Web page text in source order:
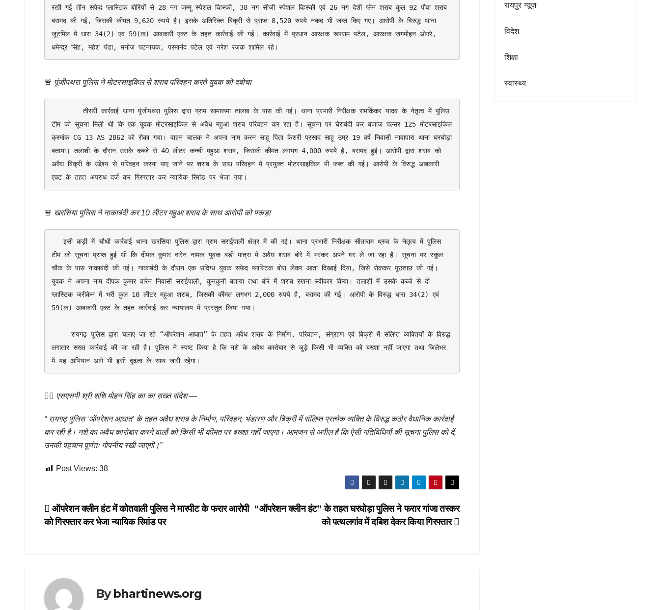
रखी गई तीन सफेद प्लास्टिक बोरियों से 28 नग जम्मू स्पेशल व्हिस्की, 38 नग सीजी स्पेशल व्हिस्की एवं 26 नग देशी प्लेन शराब कुल 92 पौवा शराब
बरामद की गई, जिसकी कीमत 9,620 रुपये है। इसके अतिरिक्त बिक्री से प्राप्त 8,520 रुपये नकद भी जब्त किए गए। आरोपी के विरुद्ध थाना
जूटमिल में धारा 34(2) एवं 59(क) आबकारी एक्ट के तहत कार्रवाई की गई। कार्रवाई में प्रधान आरक्षक रूपराम पटेल, आरक्षक जगमोहन ओगरे,
धमेन्द्र सिंह, महेश पंडा, मनोज पटनायक, परमानंद पटेल एवं नरेश रजक शामिल रहे।
🚨 पूंजीपथरा पुलिस ने मोटरसाइकिल से शराब परिवहन करते युवक को दबोचा
टीम को सूचना मिली थी कि एक युवक मोटरसाइकिल से अवैध महुआ शराब परिवहन कर रहा है। सूचना पर घेराबंदी कर बजाज पल्सर 125 मोटरसाइकिल
क्रमांक CG 13 AS 2862 को रोका गया। वाहन चालक ने अपना नाम करन साहू पिता केशरी प्रसाद साहू उम्र 19 वर्ष निवासी नावापारा थाना घरघोड़ा
बताया। तलाशी के दौरान उसके कब्जे से 40 लीटर कच्ची महुआ शराब, जिसकी कीमत लगभग 4,000 रुपये है, बरामद हुई। आरोपी द्वारा शराब को
अवैध बिक्री के उद्देश्य से परिवहन करना पाए जाने पर शराब के साथ परिवहन में प्रयुक्त मोटरसाइकिल भी जब्त की गई। आरोपी के विरुद्ध आबकारी
एक्ट के तहत अपराध दर्ज कर गिरफ्तार कर न्यायिक रिमांड पर भेजा गया।
🚨 खरसिया पुलिस ने नाकाबंदी कर 10 लीटर महुआ शराब के साथ आरोपी को पकड़ा
टीम को सूचना प्राप्त हुई थी कि दीपक कुमार वारेन नामक युवक बड़ी मात्रा में अवैध शराब बोरे में भरकर अपने घर ले जा रहा है। सूचना पर स्कूल
चौक के पास नाकाबंदी की गई। नाकाबंदी के दौरान एक संदिग्ध युवक सफेद प्लास्टिक बोरा लेकर आता दिखाई दिया, जिसे रोककर पूछताछ की गई।
युवक ने अपना नाम दीपक कुमार वारेन निवासी सराईपाली, कुनकुनी बताया तथा बोरे में शराब रखना स्वीकार किया। तलाशी में उसके कब्जे से दो
प्लास्टिक जरीकेन में भरी कुल 10 लीटर महुआ शराब, जिसकी कीमत लगभग 2,000 रुपये है, बरामद की गई। आरोपी के विरुद्ध धारा 34(2) एवं
59(क) आबकारी एक्ट के तहत कार्रवाई कर न्यायालय में प्रस्तुत किया गया।
लगातार सख्त कार्रवाई की जा रही है। पुलिस ने स्पष्ट किया है कि नशे के अवैध कारोबार से जुड़े किसी भी व्यक्ति को बख्शा नहीं जाएगा तथा जिलेभर
में यह अभियान आगे भी इसी दृढ़ता के साथ जारी रहेगा।
👉🏻 एसएसपी श्री शशि मोहन सिंह का का सख्त संदेश—
“ रायगढ़ पुलिस ‘ऑपरेशन आघात’ के तहत अवैध शराब के निर्माण, परिवहन, भंडारण और बिक्री में संलिप्त प्रत्येक व्यक्ति के विरुद्ध कठोर वैधानिक कार्रवाई
कर रही है। नशे का अवैध कारोबार करने वालों को किसी भी कीमत पर बख्शा नहीं जाएगा। आमजन से अपील है कि ऐसी गतिविधियों की सूचना पुलिस को दें,
उनकी पहचान पूर्णतः गोपनीय रखी जाएगी।”
Post Views: 38
Post
navigation
“ऑपरेशन क्लीन हंट” के तहत घरघोड़ा पुलिस ने फरार गांजा तस्कर
को पत्थलगांव में दबिश देकर किया गिरफ्तार
ऑपरेशन क्लीन हंट में कोतवाली पुलिस ने मारपीट के फरार आरोपी
को गिरफ्तार कर भेजा न्यायिक रिमांड पर
Bybhartinews.org
रायपुर न्यूज़
विदेश
शिक्षा
स्वास्थ्य